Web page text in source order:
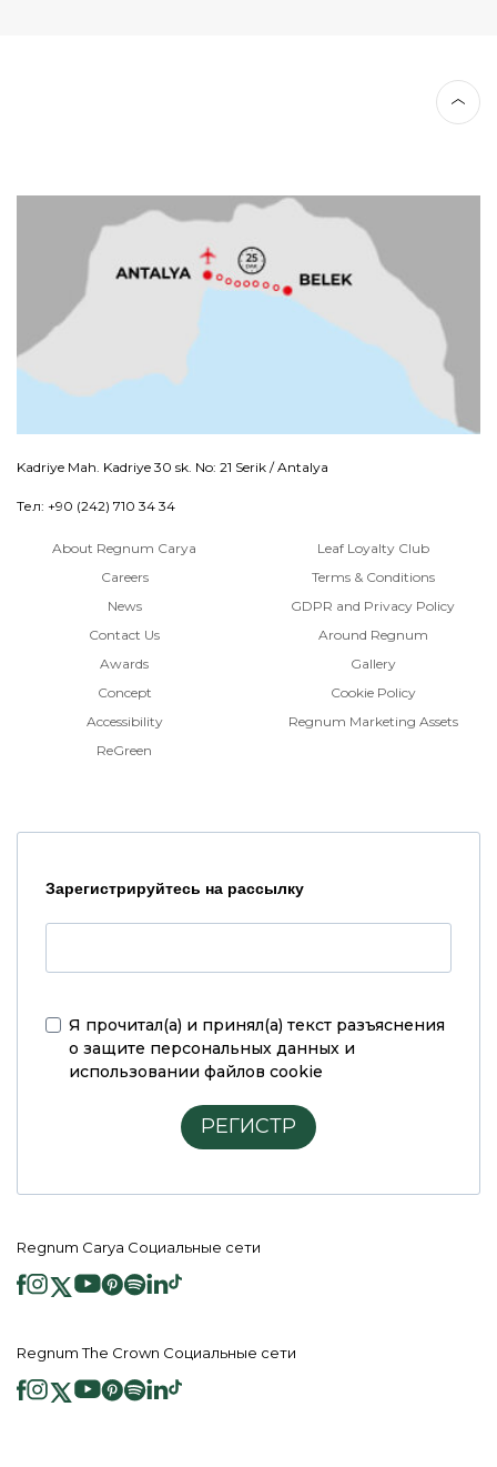
Kadriye Mah. Kadriye 30 sk. No: 21 Serik / Antalya
Тел: +90 (242) 710 34 34
About Regnum Carya
Careers
News
Contact Us
Awards
Concept
Accessibility
ReGreen
Leaf Loyalty Club
Terms & Conditions
GDPR and Privacy Policy
Around Regnum
Gallery
Cookie Policy
Regnum Marketing Assets
Зарегистрируйтесь на рассылку
Я прочитал(а) и принял(а) текст разъяснения
о защите персональных данных и
использовании файлов cookie
РЕГИСТР
Regnum Carya Социальные сети
Regnum The Crown Социальные сети